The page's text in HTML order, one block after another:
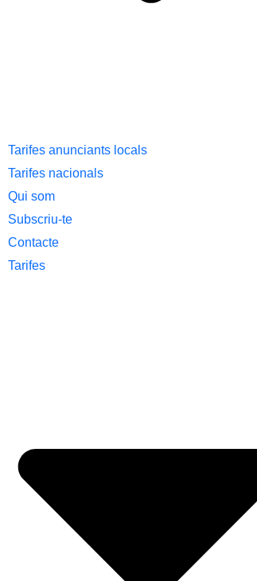
Tarifes anunciants locals
Tarifes nacionals
Qui som
Subscriu-te
Contacte
Tarifes